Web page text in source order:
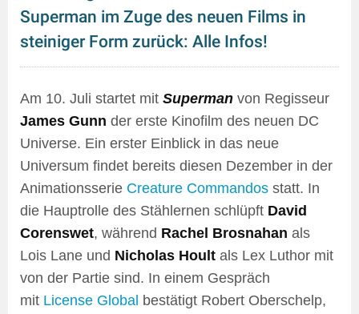
Superman im Zuge des neuen Films in
steiniger Form zurück: Alle Infos!
Am 10. Juli startet mit Superman von Regisseur
James Gunn der erste Kinofilm des neuen DC
Universe. Ein erster Einblick in das neue
Universum findet bereits diesen Dezember in der
Animationsserie Creature Commandos statt. In
die Hauptrolle des Stählernen schlüpft David
Corenswet, während Rachel Brosnahan als
Lois Lane und Nicholas Hoult als Lex Luthor mit
von der Partie sind. In einem Gespräch
mit License Global bestätigt Robert Oberschelp,